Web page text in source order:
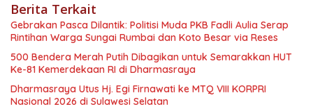
Berita Terkait
Gebrakan Pasca Dilantik: Politisi Muda PKB Fadli Aulia Serap
Rintihan Warga Sungai Rumbai dan Koto Besar via Reses
500 Bendera Merah Putih Dibagikan untuk Semarakkan HUT
Ke-81 Kemerdekaan RI di Dharmasraya
Dharmasraya Utus Hj. Egi Firnawati ke MTQ VIII KORPRI
Nasional 2026 di Sulawesi Selatan